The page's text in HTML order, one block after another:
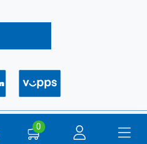
0
2026
Systems AS